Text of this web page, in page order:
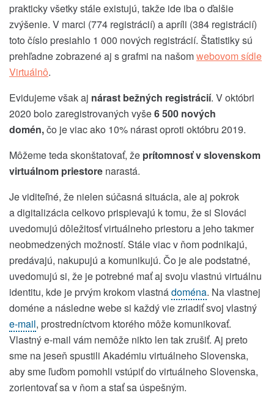
prakticky všetky stále existujú, takže ide iba o ďalšie
zvýšenie. V marci (774 registrácií) a apríli (384 registrácií)
toto číslo presiahlo 1 000 nových registrácií. Štatistiky sú
prehľadne zobrazené aj s grafmi na našomwebovom sídle
Virtuálnô.
Evidujeme však aj nárast bežných registrácií. V októbri
2020 bolo zaregistrovaných vyše6 500 nových
domén,čo je viac ako 10% nárast oproti októbru 2019.
Môžeme teda skonštatovať, že prítomnosť v slovenskom
virtuálnom priestore narastá.
Je viditeľné, že nielen súčasná situácia, ale aj pokrok
a digitalizácia celkovo prispievajú k tomu, že si Slováci
uvedomujú dôležitosť virtuálneho priestoru a jeho takmer
neobmedzených možností. Stále viac v ňom podnikajú,
predávajú, nakupujú a komunikujú. Čo je ale podstatné,
uvedomujú si, že je potrebné mať aj svoju vlastnú virtuálnu
identitu, kde je prvým krokom vlastnádoména. Na vlastnej
doméne a následne webe si každý vie zriadiť svoj vlastný
e-mail, prostredníctvom ktorého môže komunikovať.
Vlastný e-mail vám nemôže nikto len tak zrušiť. Aj preto
sme na jeseň spustili Akadémiu virtuálneho Slovenska,
aby sme ľuďom pomohli vstúpiť do virtuálneho Slovenska,
zorientovať sa v ňom a stať sa úspešným.